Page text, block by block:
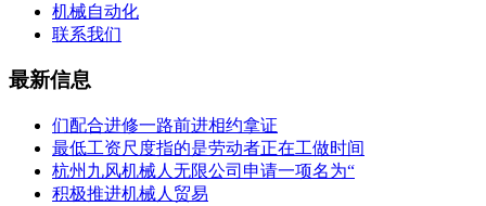
机械自动化
联系我们
最新信息
们配合进修一路前进相约拿证
最低工资尺度指的是劳动者正在工做时间
杭州九风机械人无限公司申请一项名为“
积极推进机械人贸易